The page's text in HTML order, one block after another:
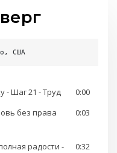
США
- Шаг 21 - Труд
0:00
без права
0:03
радости -
0:32